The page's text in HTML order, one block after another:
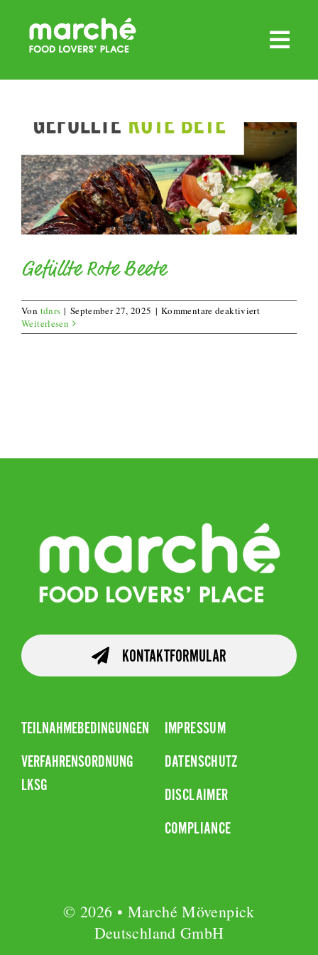
Inhalt
Gefüllte Rote Beete
Von tdnrs | September 27, 2025 | Kommentare deaktiviertfür
Rote
Weiterlesen
KONTAKTFORMULAR
TEILNAHMEBEDINGUNGEN
VERFAHRENSORDNUNG
LKSG
IMPRESSUM
DATENSCHUTZ
DISCLAIMER
COMPLIANCE
© 2026 • Marché Mövenpick
Deutschland GmbH